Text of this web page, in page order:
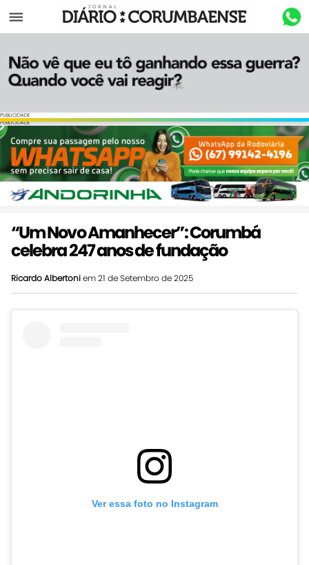
Menu
PUBLICIDADE
PUBLICIDADE
“Um Novo Amanhecer”: Corumbá
celebra 247 anos de fundação
Ricardo Albertoniem 21 de Setembro de 2025
Ver essa foto no Instagram